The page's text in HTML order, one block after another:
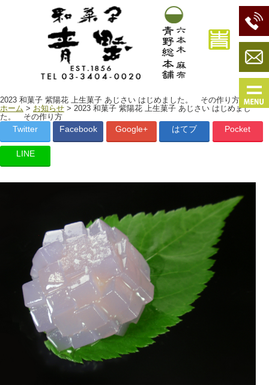
2023 和菓子 紫陽花 上生菓子 あじさい はじめました。 その作り方
ホーム > お知らせ > 2023 和菓子 紫陽花 上生菓子 あじさい はじめまし
た。 その作り方
Twitter Facebook Google+ はてブ Pocket
LINE